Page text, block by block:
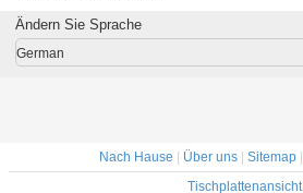
Ändern Sie Sprache
German
Nach Hause Über uns Sitemap
Tischplattenansicht